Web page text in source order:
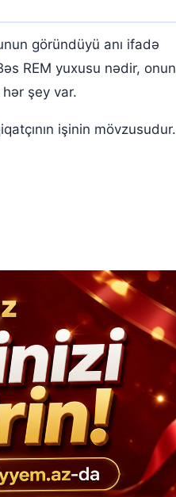
göründüyü anı ifadə
REM yuxusu nədir, onun
şey var.
işinin mövzusudur.